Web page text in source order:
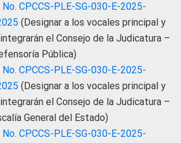
No. CPCCS-PLE-SG-030-E-2025-
(Designar a los vocales principal y
el Consejo de la Judicatura –
Pública)
No. CPCCS-PLE-SG-030-E-2025-
(Designar a los vocales principal y
el Consejo de la Judicatura –
General del Estado)
No. CPCCS-PLE-SG-030-E-2025-